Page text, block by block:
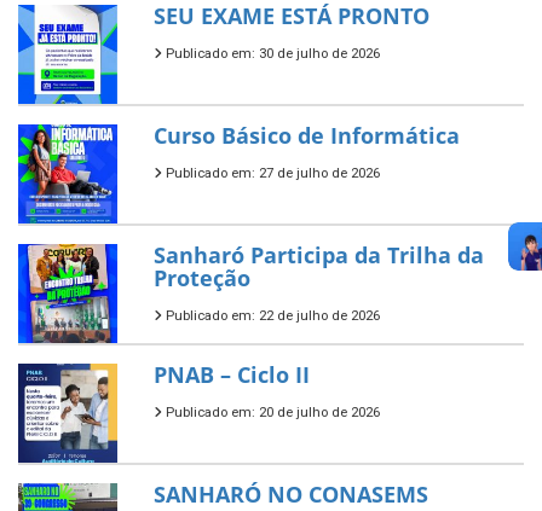
SEU EXAME ESTÁ PRONTO
Publicado em: 30 de julho de 2026
Curso Básico de Informática
Publicado em: 27 de julho de 2026
Sanharó Participa da Trilha da
Proteção
Publicado em: 22 de julho de 2026
PNAB – Ciclo II
Publicado em: 20 de julho de 2026
SANHARÓ NO CONASEMS